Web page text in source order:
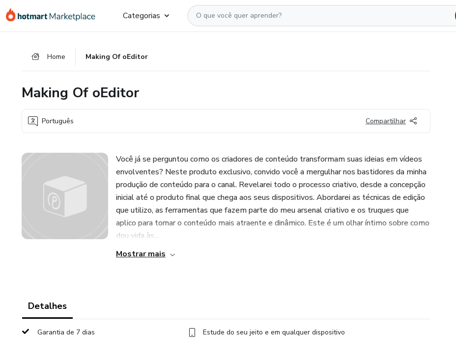
para
para
para
Categorias
Home Making Of oEditor
Making Of oEditor
Português Compartilhar
Você já se perguntou como os criadores de conteúdo transformam suas ideias em vídeos
envolventes? Neste produto exclusivo, convido você a mergulhar nos bastidores da minha
produção de conteúdo para o canal. Revelarei todo o processo criativo, desde a concepção
inicial até o produto final que chega aos seus dispositivos. Abordarei as técnicas de edição
que utilizo, as ferramentas que fazem parte do meu arsenal criativo e os truques que
aplico para tornar o conteúdo mais atraente e dinâmico. Este é um olhar íntimo sobre como
dou vida às...
Mostrar mais
Detalhes
Garantia de 7 dias Estude do seu jeito e em qualquer dispositivo